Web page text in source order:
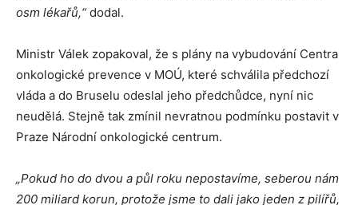
osm lékařů,“dodal.
Ministr Válek zopakoval, že s plány na vybudování Centra
onkologické prevence v MOÚ, které schválila předchozí
vláda a do Bruselu odeslal jeho předchůdce, nyní nic
neudělá. Stejně tak zmínil nevratnou podmínku postavit v
Praze Národní onkologické centrum.
„Pokud ho do dvou a půl roku nepostavíme, seberou nám
200 miliard korun, protože jsme to dali jako jeden z pilířů,